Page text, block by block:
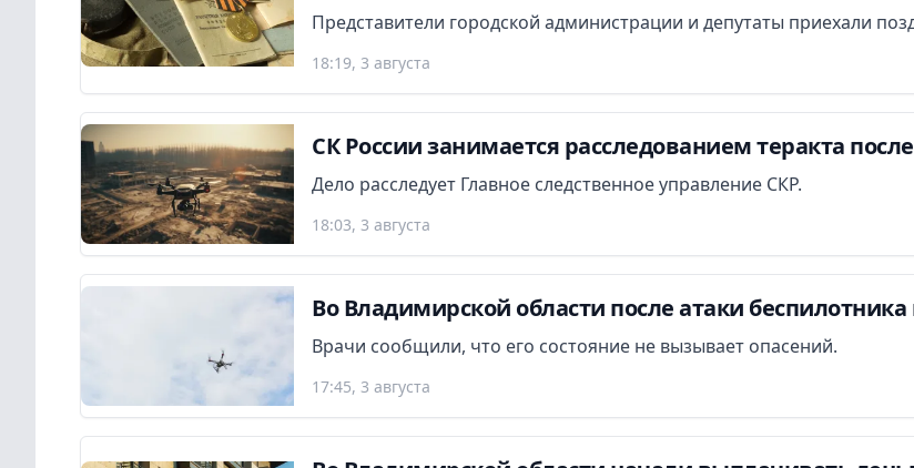
Представители городской администрации и депутаты приехали
18:19, 3 августа
СК России занимается расследованием теракта
Дело расследует Главное следственное управление СКР.
18:03, 3 августа
Во Владимирской области после атаки
Врачи сообщили, что его состояние не вызывает опасений.
17:45, 3 августа